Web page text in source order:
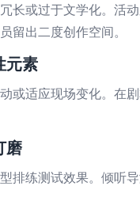
长或过于文学化。活
留出二度创作空间。
元素
或适应现场变化。在
磨
排练测试效果。倾听